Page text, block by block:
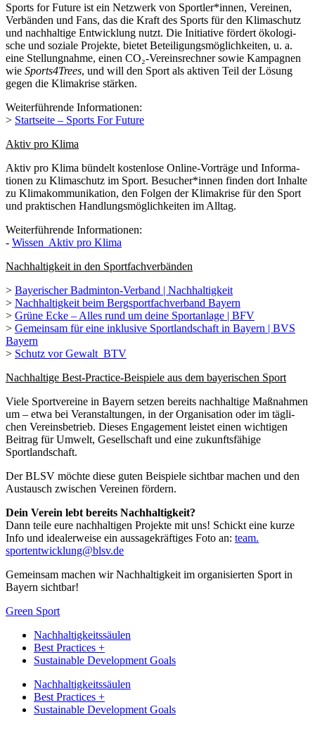
Sports for Future ist ein Netz­werk von Sportler*innen, Verei­nen,
Verbän­den und Fans, das die Kraft des Sports für den Klima­schutz
und nach­hal­tige Entwick­lung nutzt. Die Initia­tive fördert ökolo­gi­
sche und soziale Projekte, bietet Betei­li­gungs­mög­lich­kei­ten, u. a.
eine Stel­lung­nahme, einen CO₂-Vereins­rech­ner sowie Kampa­gnen
wie Sports4Trees, und will den Sport als akti­ven Teil der Lösung
gegen die Klima­krise stärken.
Weiter­füh­rende Infor­ma­tio­nen:
> Start­seite – Sports For Future
Aktiv pro Klima
Aktiv pro Klima bündelt kosten­lose Online-Vorträge und Infor­ma­
tio­nen zu Klima­schutz im Sport. Besucher*innen finden dort Inhalte
zu Klima­kom­mu­ni­ka­tion, den Folgen der Klima­krise für den Sport
und prak­ti­schen Hand­lungs­mög­lich­kei­ten im Alltag.
Weiter­füh­rende Infor­ma­tio­nen:
- Wissen Aktiv pro Klima
Nach­hal­tig­keit in den Sportfachverbänden
> Baye­ri­scher Badmin­ton-Verband | Nach­hal­tig­keit
> Nach­hal­tig­keit beim Berg­sport­fach­ver­band Bayern
> Grüne Ecke – Alles rund um deine Sport­an­lage | BFV
> Gemein­sam für eine inklu­sive Sport­land­schaft in Bayern | BVS
Bayern
> Schutz vor Gewalt_BTV
Nach­hal­tige Best-Prac­tice-Beispiele aus dem baye­ri­schen Sport
Viele Sport­ver­eine in Bayern setzen bereits nach­hal­tige Maßnah­men
um – etwa bei Veran­stal­tun­gen, in der Orga­ni­sa­tion oder im tägli­
chen Vereins­be­trieb. Dieses Enga­ge­ment leis­tet einen wich­ti­gen
Beitrag für Umwelt, Gesell­schaft und eine zukunfts­fä­hige
Sportlandschaft.
Der BLSV möchte diese guten Beispiele sicht­bar machen und den
Austausch zwischen Verei­nen fördern.
Dein Verein lebt bereits Nach­hal­tig­keit?
Dann teile eure nach­hal­ti­gen Projekte mit uns! Schickt eine kurze
Info und idea­ler­weise ein aussa­ge­kräf­ti­ges Foto an: team.​
sportentwicklung@​blsv.​de
Gemein­sam machen wir Nach­hal­tig­keit im orga­ni­sier­ten Sport in
Bayern sichtbar!
Green Sport
Nach­hal­tig­keits­säu­len
Best Prac­ti­ces +
Sustainable Deve­lo­p­ment Goals
Nach­hal­tig­keits­säu­len
Best Prac­ti­ces +
Sustainable Deve­lo­p­ment Goals